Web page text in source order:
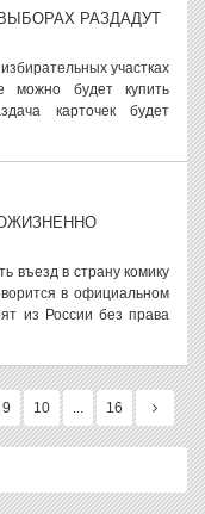
РАЗДАДУТ
участках
можно будет купить
карточек будет
въезд в страну комику
в официальном
из России без права
9 10 ... 16